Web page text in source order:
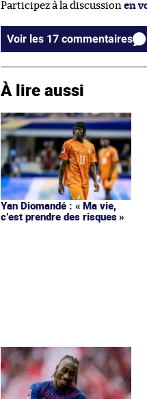
Participez à la discussion en
Voir les 17 commentaires
À lire aussi
Yan Diomandé : « Ma vie,
c’est prendre des risques »